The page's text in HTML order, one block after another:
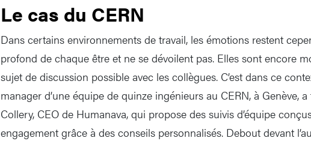
Le cas du CERN
Dans certains environnements de travail, les émotions restent
profond de chaque être et ne se dévoilent pas. Elles sont encore
sujet de discussion possible avec les collègues. C’est dans ce
manager d’une équipe de quinze ingénieurs au CERN, à Genève,
Collery, CEO de Humanava, qui propose des suivis d’équipe
engagement grâce à des conseils personnalisés. Debout devant